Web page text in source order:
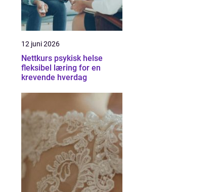
12 juni 2026
Nettkurs psykisk helse
fleksibel læring for en
krevende hverdag